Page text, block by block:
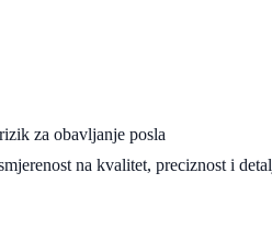
za obavljanje posla
na kvalitet, preciznost i